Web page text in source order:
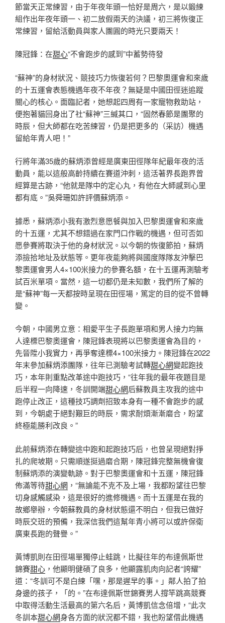
節當天正常練習，由于年夜年頭一恰好是周六，是以鍛練
組作出年夜年頭一、初二放假兩天的決議，初三將恢復正
常練習，留給活動員與家人團圓的時光只要兩天！
陳冠鋒：在甜心“不會跑步的感到”中蓄勢待發
“蘇神”的身材狀況、競技巧力恢復若何？巴黎奧運會和來歲
的十五運會表態機遇年夜不年夜？無疑是中國田徑迷追蹤
關心的核心。面臨記者，她想起四周有一家寵物救助站，
便抱著貓回身出了社“蘇神”三緘其口，“固然春節是團聚的
時辰，但大師都在吃苦練習，仍是把更多的（采訪）機遇
留給年青人吧！”
行將年滿35歲的蘇炳添曾經是廣東田徑隊年紀最年夜的活
動員，能以這般高齡持續在賽道沖刺，這活著界長跑界曾
經算是古跡，“他就是隊中的定心丸，有他在大師感到心里
都有底。”吳舜珊如許評價蘇炳添。
據悉，蘇炳添小我有激烈意愿餐與加入巴黎奧運會和來歲
的十五運，尤其不想錯過在家門口作戰的機遇，但可否如
愿參賽將取決于他的身材狀況。以今朝的恢復節拍，蘇炳
添撿拾地址及狀態等。更年夜能夠將與國度隊隊友沖擊巴
黎奧運會男人4×100米接力的參賽名額，在十五運再測驗考
試百米單項。當然，這一切都仍是未知數，我們所了解的
是“蘇神”每一天都按時呈現在田徑場，篤定的目的從不曾轉
變。
今朝，中國男立意：相愛平生子長跑單項和男人接力均無
人達標巴黎奧運會，陳冠鋒表現將以巴黎奧運會為目的，
先晉陞小我實力，再爭奪達標4×100米接力。陳冠鋒在2022
年末參加蘇炳添團隊，往年已測驗考試轉甜心網變起跑技
巧，本年則重點改革途中跑技巧，“往年我的最年夜題目是
后半程一向降速，冬訓開端甜心網后蘇教員主攻我的途中
跑停止改正，這種技巧調劑招致本身有一種不會跑步的感
到，今朝處于絕對艱巨的時辰，需求耐煩漸漸磨合，盼望
終極能勝利改良。”
此前蘇炳添在轉變途中跑和起跑技巧后，也曾呈現絕對掙
扎的爬坡期。只需順遂挺過磨合期，陳冠鋒完整無機會復
制蘇炳添的演變軌跡。對于巴黎奧運會和十五運，陳冠鋒
佈滿等待甜心網 ，“無論能不克不及上場，我都盼望往巴黎
切身感觸感染，這是很好的進修機遇。而十五運是在我的
故鄉舉辦，今朝蘇教員的身材狀態還不明白，但我已做好
時辰交班的預備，我深信我們這幫年青小將可以或許保衛
廣東長跑的聲譽。”
黃博凱則在田徑場單獨停止蛙跳，比擬往年的布達佩斯世
錦賽甜心 ，他顯明健碩了良多，他顯露肌肉向記者“誇耀”
道：“冬訓可不是白練「嘿，那是遲早的事。」鄰人拍了拍
身邊的孩子，「的。”在布達佩斯世錦賽男人撐竿跳高競賽
中取得活動生活最高的第六名后，黃博凱信念倍增，“此次
冬訓本甜心網身各方面的狀況都不錯，我也盼望借此機遇